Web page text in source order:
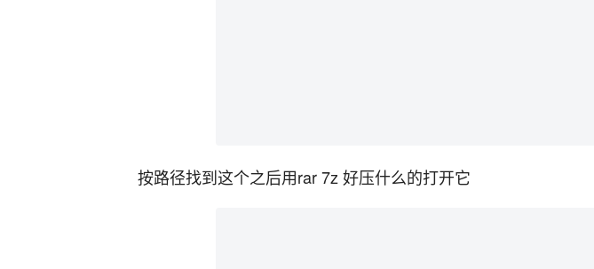
按路径找到这个之后用rar 7z 好压什么的打开它